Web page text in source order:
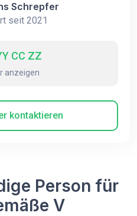
Schrepfer
seit 2021
CC ZZ
anzeigen
kontaktieren
Person für
V